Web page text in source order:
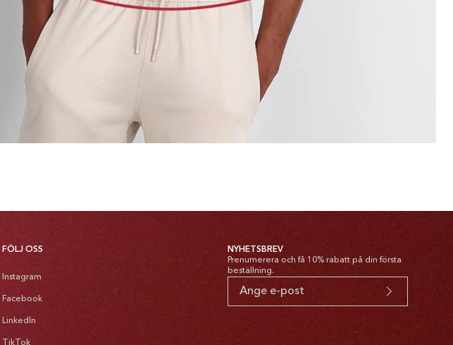
FÖLJ OSS
Instagram
Facebook
LinkedIn
TikTok
NYHETSBREV
Prenumerera och få 10% rabatt på din första
beställning.